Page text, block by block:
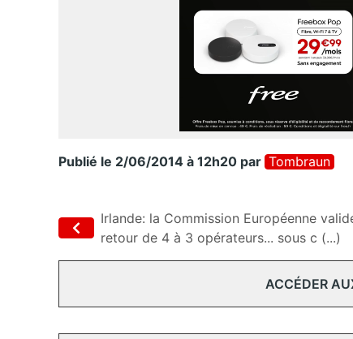
Publié le 2/06/2014 à 12h20 par Tombraun
Irlande: la Commission Européenne
retour de 4 à 3 opérateurs... sous c (...)
ACCÉDER